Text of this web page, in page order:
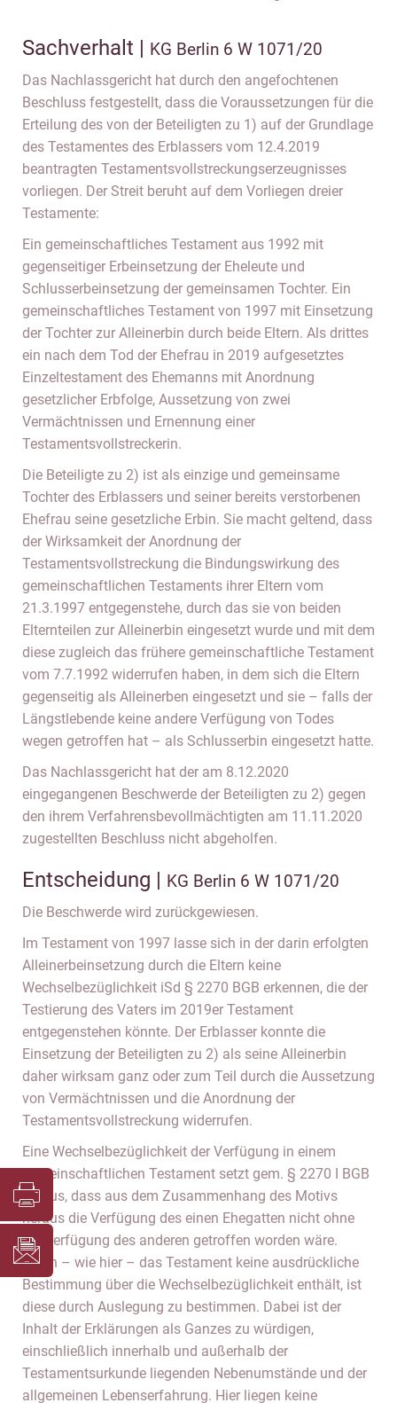
Sachverhalt | KG Berlin 6 W 1071/20
Das Nachlassgericht hat durch den angefochtenen
Beschluss festgestellt, dass die Voraussetzungen für die
Erteilung des von der Beteiligten zu 1) auf der Grundlage
des Testamentes des Erblassers vom 12.4.2019
beantragten Testamentsvollstreckungserzeugnisses
vorliegen. Der Streit beruht auf dem Vorliegen dreier
Testamente:
Ein gemeinschaftliches Testament aus 1992 mit
gegenseitiger Erbeinsetzung der Eheleute und
Schlusserbeinsetzung der gemeinsamen Tochter. Ein
gemeinschaftliches Testament von 1997 mit Einsetzung
der Tochter zur Alleinerbin durch beide Eltern. Als drittes
ein nach dem Tod der Ehefrau in 2019 aufgesetztes
Einzeltestament des Ehemanns mit Anordnung
gesetzlicher Erbfolge, Aussetzung von zwei
Vermächtnissen und Ernennung einer
Testamentsvollstreckerin.
Die Beteiligte zu 2) ist als einzige und gemeinsame
Tochter des Erblassers und seiner bereits verstorbenen
Ehefrau seine gesetzliche Erbin. Sie macht geltend, dass
der Wirksamkeit der Anordnung der
Testamentsvollstreckung die Bindungswirkung des
gemeinschaftlichen Testaments ihrer Eltern vom
21.3.1997 entgegenstehe, durch das sie von beiden
Elternteilen zur Alleinerbin eingesetzt wurde und mit dem
diese zugleich das frühere gemeinschaftliche Testament
vom 7.7.1992 widerrufen haben, in dem sich die Eltern
gegenseitig als Alleinerben eingesetzt und sie – falls der
Längstlebende keine andere Verfügung von Todes
wegen getroffen hat – als Schlusserbin eingesetzt hatte.
Das Nachlassgericht hat der am 8.12.2020
eingegangenen Beschwerde der Beteiligten zu 2) gegen
den ihrem Verfahrensbevollmächtigten am 11.11.2020
zugestellten Beschluss nicht abgeholfen.
Entscheidung | KG Berlin 6 W 1071/20
Die Beschwerde wird zurückgewiesen.
Im Testament von 1997 lasse sich in der darin erfolgten
Alleinerbeinsetzung durch die Eltern keine
Wechselbezüglichkeit iSd § 2270 BGB erkennen, die der
Testierung des Vaters im 2019er Testament
entgegenstehen könnte. Der Erblasser konnte die
Einsetzung der Beteiligten zu 2) als seine Alleinerbin
daher wirksam ganz oder zum Teil durch die Aussetzung
von Vermächtnissen und die Anordnung der
Testamentsvollstreckung widerrufen.
Eine Wechselbezüglichkeit der Verfügung in einem
gemeinschaftlichen Testament setzt gem. § 2270 I BGB
voraus, dass aus dem Zusammenhang des Motivs
heraus die Verfügung des einen Ehegatten nicht ohne
die Verfügung des anderen getroffen worden wäre.
Wenn – wie hier – das Testament keine ausdrückliche
Bestimmung über die Wechselbezüglichkeit enthält, ist
diese durch Auslegung zu bestimmen. Dabei ist der
Inhalt der Erklärungen als Ganzes zu würdigen,
einschließlich innerhalb und außerhalb der
Testamentsurkunde liegenden Nebenumstände und der
allgemeinen Lebenserfahrung. Hier liegen keine